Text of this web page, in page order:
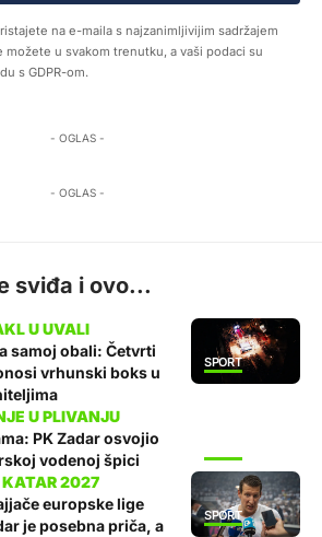
na e-maila s najzanimljivijim sadržajem
možete u svakom trenutku, a vaši podaci su
s GDPR-om.
- OGLAS -
- OGLAS -
sviđa i ovo...
SPORT
samoj obali: Četvrti
vrhunski boks u
PK Zadar osvojio
vodenoj špici
SPORT
europske lige
je posebna priča, a